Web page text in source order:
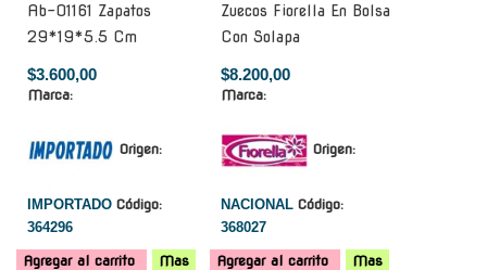
Ab-01161 Zapatos
29*19*5.5 Cm
$3.600,00
Marca:
Origen:
IMPORTADO Código:
364296
Agregar al carrito Mas
Zuecos Fiorella En Bolsa
Con Solapa
$8.200,00
Marca:
Origen:
NACIONAL Código:
368027
Agregar al carrito
Mas